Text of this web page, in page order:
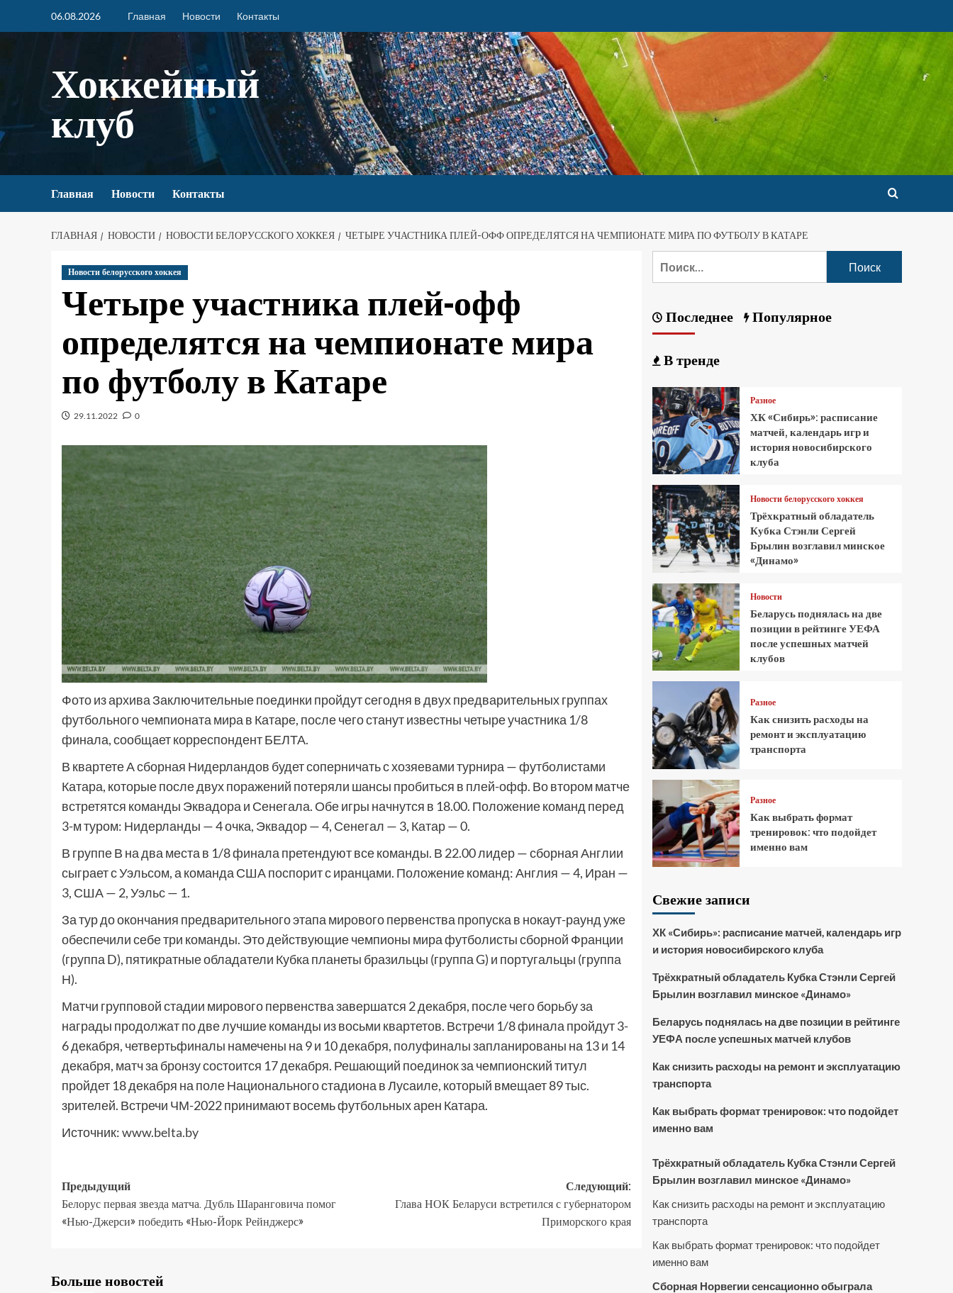
06.08.2026 Главная Новости Контакты
Хоккейный
клуб
Главная Новости Контакты
ГЛАВНАЯ НОВОСТИ НОВОСТИ БЕЛОРУССКОГО ХОККЕЯ ЧЕТЫРЕ УЧАСТНИКА ПЛЕЙ-ОФФ ОПРЕДЕЛЯТСЯ НА ЧЕМПИОНАТЕ МИРА ПО ФУТБОЛУ В КАТАРЕ
Новости белорусского хоккея
Четыре участника плей-офф
определятся на чемпионате мира
по футболу в Катаре
29.11.2022 0
Фото из архива Заключительные поединки пройдут сегодня в двух предварительных группах
футбольного чемпионата мира в Катаре, после чего станут известны четыре участника 1/8
финала, сообщает корреспондент БЕЛТА.
В квартете А сборная Нидерландов будет соперничать с хозяевами турнира — футболистами
Катара, которые после двух поражений потеряли шансы пробиться в плей-офф. Во втором матче
встретятся команды Эквадора и Сенегала. Обе игры начнутся в 18.00. Положение команд перед
3-м туром: Нидерланды — 4 очка, Эквадор — 4, Сенегал — 3, Катар — 0.
В группе В на два места в 1/8 финала претендуют все команды. В 22.00 лидер — сборная Англии
сыграет с Уэльсом, а команда США поспорит с иранцами. Положение команд: Англия — 4, Иран —
3, США — 2, Уэльс — 1.
За тур до окончания предварительного этапа мирового первенства пропуска в нокаут-раунд уже
обеспечили себе три команды. Это действующие чемпионы мира футболисты сборной Франции
(группа D), пятикратные обладатели Кубка планеты бразильцы (группа G) и португальцы (группа
Н).
Матчи групповой стадии мирового первенства завершатся 2 декабря, после чего борьбу за
награды продолжат по две лучшие команды из восьми квартетов. Встречи 1/8 финала пройдут 3-
6 декабря, четвертьфиналы намечены на 9 и 10 декабря, полуфиналы запланированы на 13 и 14
декабря, матч за бронзу состоится 17 декабря. Решающий поединок за чемпионский титул
пройдет 18 декабря на поле Национального стадиона в Лусаиле, который вмещает 89 тыс.
зрителей. Встречи ЧМ-2022 принимают восемь футбольных арен Катара.
Источник:www.belta.by
Предыдущий
Белорус первая звезда матча. Дубль Шаранговича помог
«Нью-Джерси» победить «Нью-Йорк Рейнджерс»
Следующий:
Глава НОК Беларуси встретился с губернатором
Приморского края
Больше новостей
Последнее Популярное
В тренде
Разное
ХК «Сибирь»: расписание
матчей, календарь игр и
история новосибирского
клуба
Новости белорусского хоккея
Трёхкратный обладатель
Кубка Стэнли Сергей
Брылин возглавил минское
«Динамо»
Новости
Беларусь поднялась на две
позиции в рейтинге УЕФА
после успешных матчей
клубов
Разное
Как снизить расходы на
ремонт и эксплуатацию
транспорта
Разное
Как выбрать формат
тренировок: что подойдет
именно вам
Свежие записи
ХК «Сибирь»: расписание матчей, календарь игр
и история новосибирского клуба
Трёхкратный обладатель Кубка Стэнли Сергей
Брылин возглавил минское «Динамо»
Беларусь поднялась на две позиции в рейтинге
УЕФА после успешных матчей клубов
Как снизить расходы на ремонт и эксплуатацию
транспорта
Как выбрать формат тренировок: что подойдет
именно вам
Трёхкратный обладатель Кубка Стэнли Сергей
Брылин возглавил минское «Динамо»
Как снизить расходы на ремонт и эксплуатацию
транспорта
Как выбрать формат тренировок: что подойдет
именно вам
Сборная Норвегии сенсационно обыграла